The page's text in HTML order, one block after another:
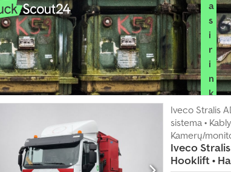
a
s
i
r
i
n
k
i
t
e
p
r
Iveco Stralis
sistema •
Kamerų/
Iveco
Hooklift •